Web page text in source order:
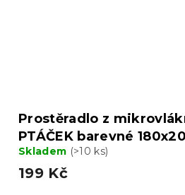
Prostěradlo z
PTÁČEK barevné
Skladem (>10 ks)
199 Kč